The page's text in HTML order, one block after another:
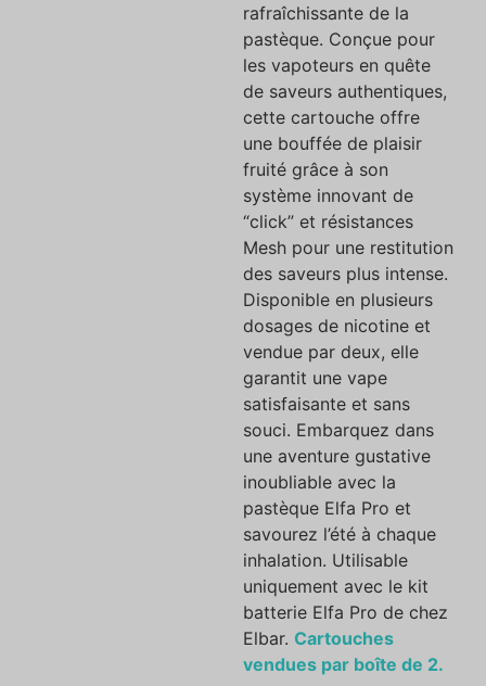
rafraîchissante de la
pastèque. Conçue pour
les vapoteurs en quête
de saveurs authentiques,
cette cartouche offre
une bouffée de plaisir
fruité grâce à son
système innovant de
“click” et résistances
Mesh pour une restitution
des saveurs plus intense.
Disponible en plusieurs
dosages de nicotine et
vendue par deux, elle
garantit une vape
satisfaisante et sans
souci. Embarquez dans
une aventure gustative
inoubliable avec la
pastèque Elfa Pro et
savourez l’été à chaque
inhalation. Utilisable
uniquement avec le kit
batterie Elfa Pro de chez
Elbar. Cartouches
vendues par boîte de 2.